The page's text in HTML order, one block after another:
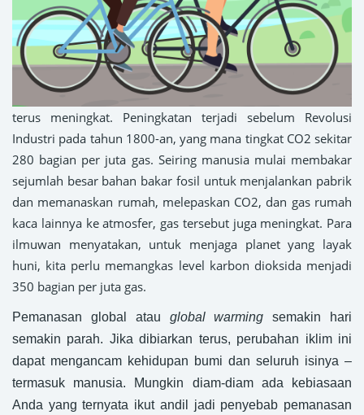
terus meningkat. Peningkatan terjadi sebelum Revolusi
Industri pada tahun 1800-an, yang mana tingkat CO2 sekitar
280 bagian per juta gas. Seiring manusia mulai membakar
sejumlah besar bahan bakar fosil untuk menjalankan pabrik
dan memanaskan rumah, melepaskan CO2, dan gas rumah
kaca lainnya ke atmosfer, gas tersebut juga meningkat. Para
ilmuwan menyatakan, untuk menjaga planet yang layak
huni, kita perlu memangkas level karbon dioksida menjadi
350 bagian per juta gas.
Pemanasan global atau global warming semakin hari
semakin parah. Jika dibiarkan terus, perubahan iklim ini
dapat mengancam kehidupan bumi dan seluruh isinya –
termasuk manusia. Mungkin diam-diam ada kebiasaan
Anda yang ternyata ikut andil jadi penyebab pemanasan